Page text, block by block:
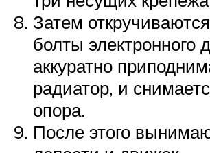
Затем
болты электронного
аккуратно
радиатор, и
опора.
После этого